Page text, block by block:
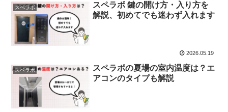
スペラボ
スペラボ 鍵の開け方・入り方を
解説、初めてでも迷わず入れます
2026.05.19
スペラボ
スペラボの夏場の室内温度は？エ
アコンのタイプも解説